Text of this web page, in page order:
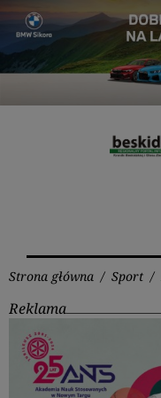
Przejdź
treści
Strona główna / Sport /
Reklama